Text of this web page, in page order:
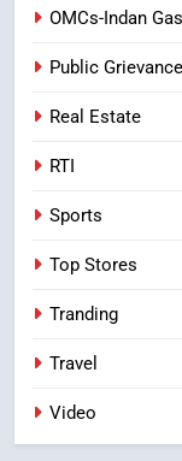
OMCs-Indan
Public
Real Estate
RTI
Sports
Top Stores
Tranding
Travel
Video